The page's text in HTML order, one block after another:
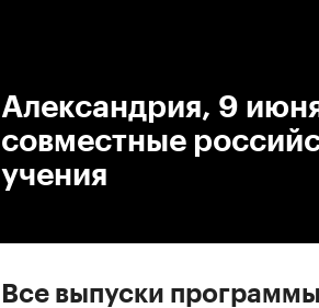
Александрия, 9
совместные
учения
Все выпуски программы